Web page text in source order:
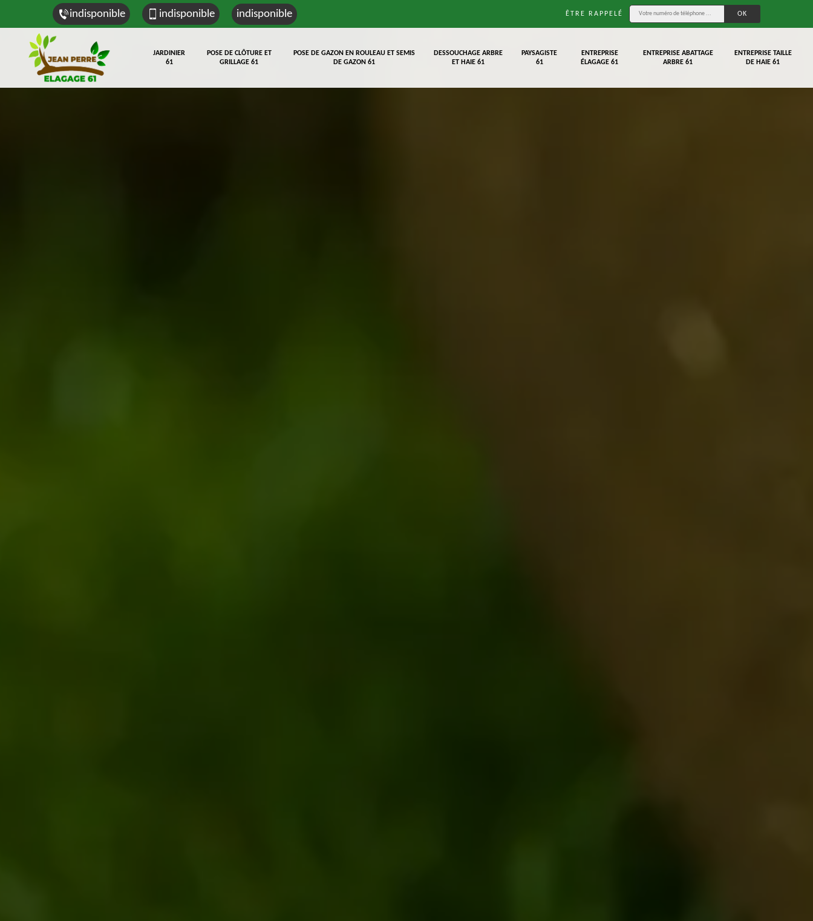
indisponible indisponible indisponible ÊTRE RAPPELÉ
JARDINIER
61
POSE DE CLÔTURE ET
GRILLAGE 61
POSE DE GAZON EN ROULEAU ET SEMIS
DE GAZON 61
DESSOUCHAGE ARBRE
ET HAIE 61
PAYSAGISTE
61
ENTREPRISE
ÉLAGAGE 61
ENTREPRISE ABATTAGE
ARBRE 61
ENTREPRISE TAILLE
DE HAIE 61